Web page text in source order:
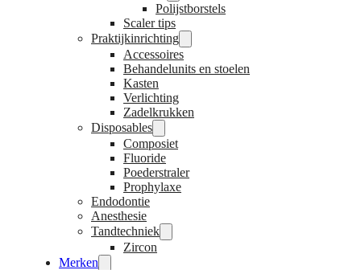
Polijstborstels
Scaler tips
Praktijkinrichting
Accessoires
Behandelunits en stoelen
Kasten
Verlichting
Zadelkrukken
Disposables
Composiet
Fluoride
Poederstraler
Prophylaxe
Endodontie
Anesthesie
Tandtechniek
Zircon
Merken